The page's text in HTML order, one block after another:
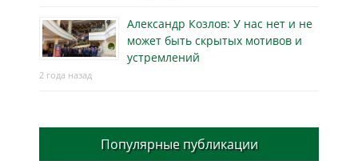
Александр Козлов: У нас нет и не
может быть скрытых мотивов и
устремлений
2 года назад
Популярные публикации